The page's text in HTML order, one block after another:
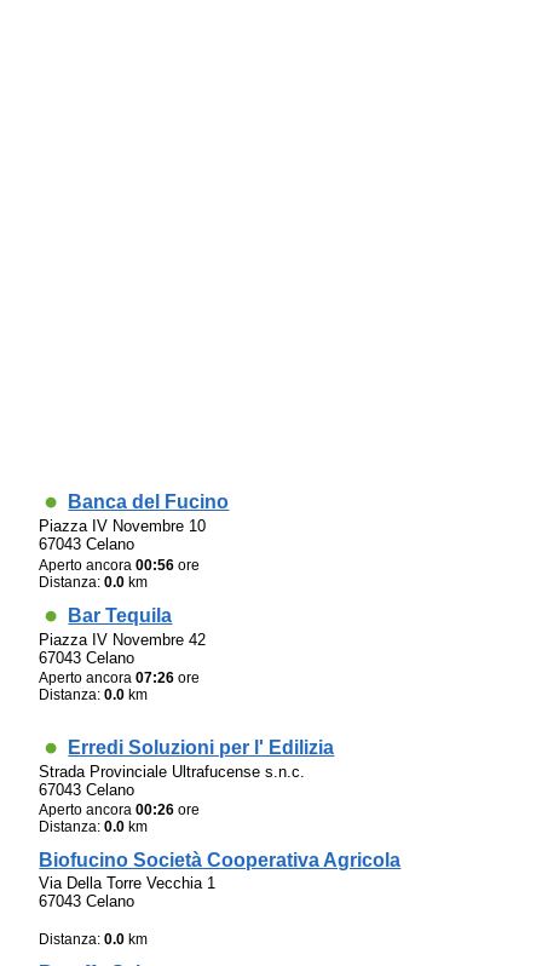
Banca del Fucino
Piazza IV Novembre 10
67043 Celano
Aperto ancora00:56 ore
Distanza:0.0 km
Bar Tequila
Piazza IV Novembre 42
67043 Celano
Aperto ancora07:26 ore
Distanza:0.0 km
Erredi Soluzioni per l' Edilizia
Strada Provinciale Ultrafucense s.n.c.
67043 Celano
Aperto ancora00:26 ore
Distanza:0.0 km
Biofucino Società Cooperativa Agricola
Via Della Torre Vecchia 1
67043 Celano
Distanza:0.0 km